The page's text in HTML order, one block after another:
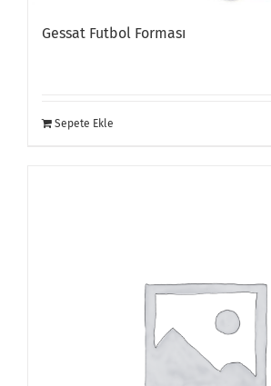
Gessat Futbol Forması
Sepete Ekle